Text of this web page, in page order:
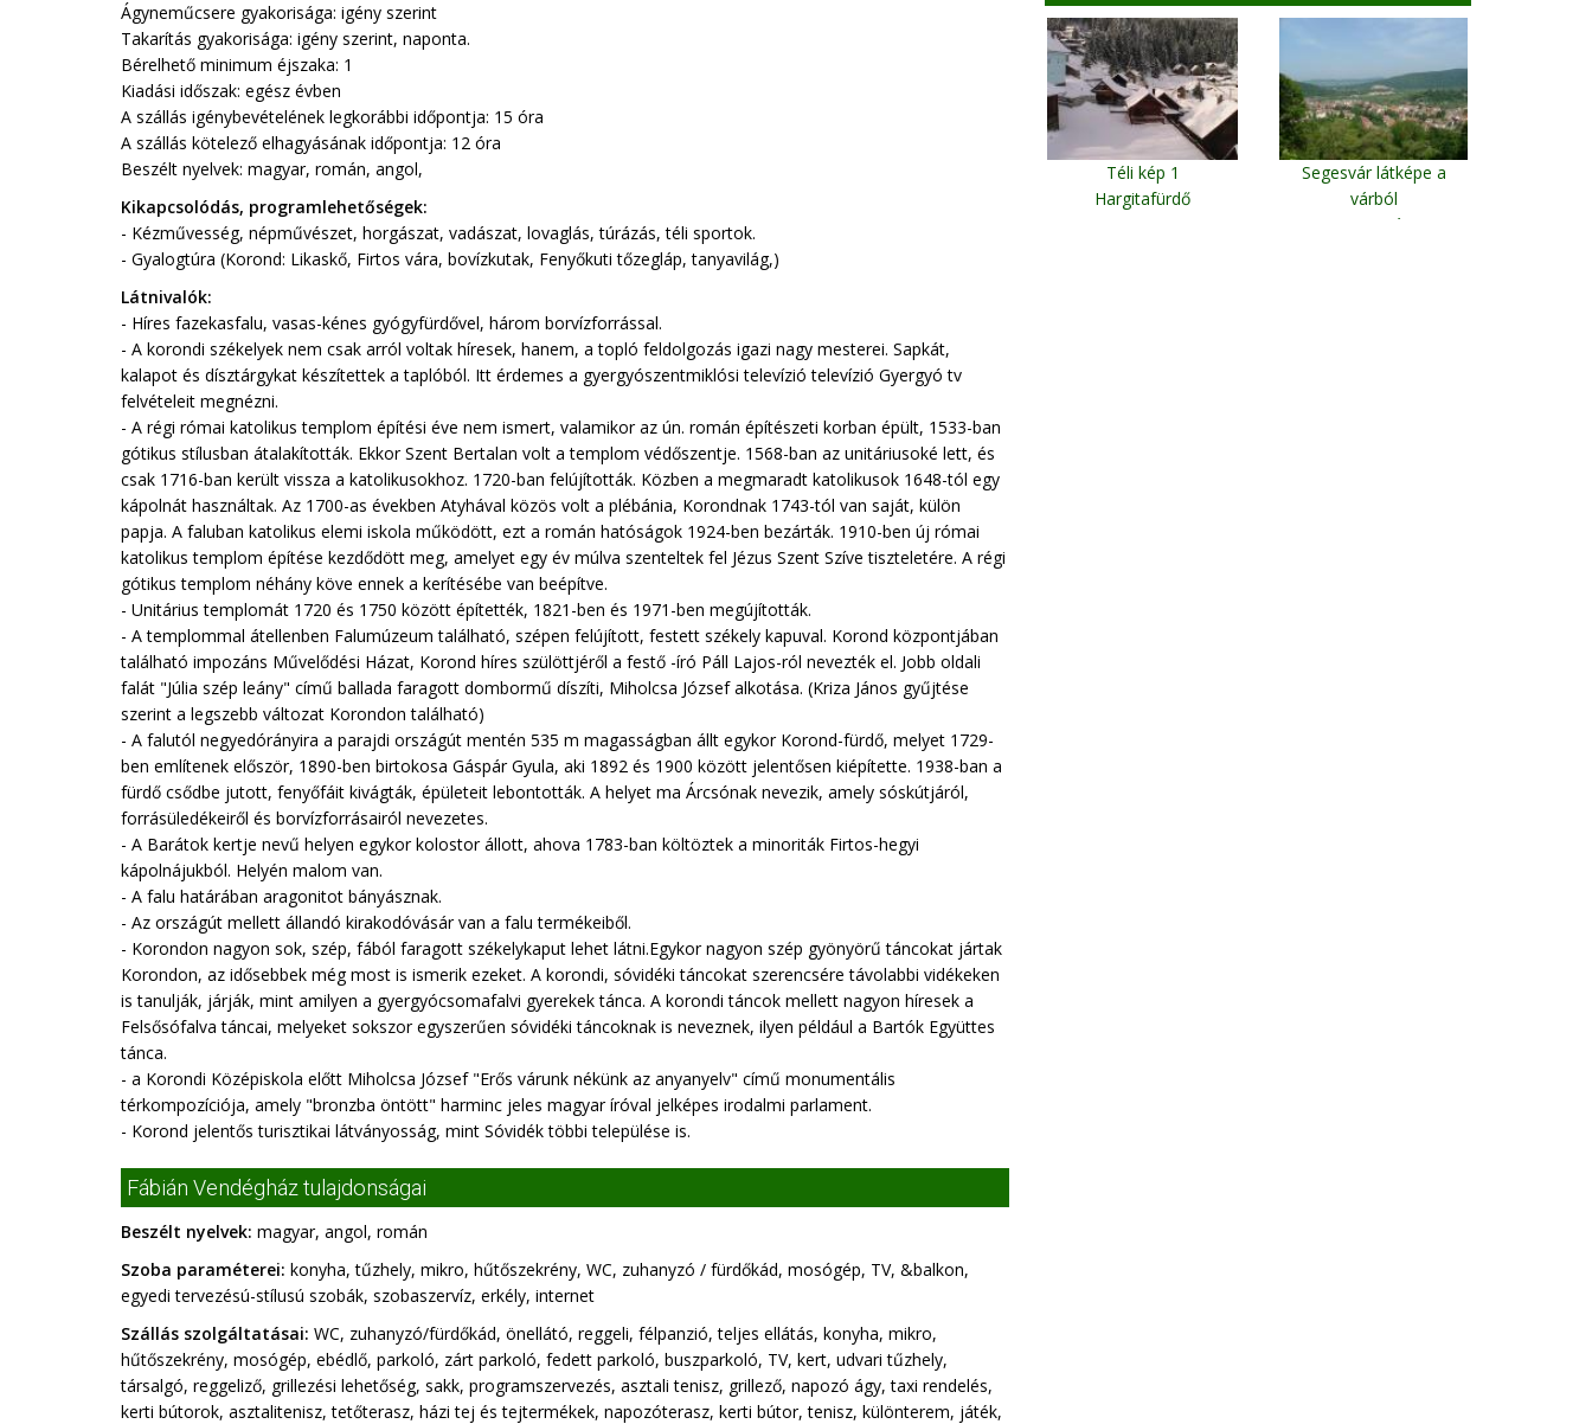
Ágyneműcsere gyakorisága: igény szerint
Takarítás gyakorisága: igény szerint, naponta.
Bérelhető minimum éjszaka: 1
Kiadási időszak: egész évben
A szállás igénybevételének legkorábbi időpontja: 15 óra
A szállás kötelező elhagyásának időpontja: 12 óra
Beszélt nyelvek: magyar, román, angol,
Kikapcsolódás, programlehetőségek:
- Kézművesség, népművészet, horgászat, vadászat, lovaglás, túrázás, téli sportok.
- Gyalogtúra (Korond: Likaskő, Firtos vára, bovízkutak, Fenyőkuti tőzegláp, tanyavilág,)
Látnivalók:
- Híres fazekasfalu, vasas-kénes gyógyfürdővel, három borvízforrással.
- A korondi székelyek nem csak arról voltak híresek, hanem, a topló feldolgozás igazi nagy mesterei. Sapkát,
kalapot és dísztárgykat készítettek a taplóból. Itt érdemes a gyergyószentmiklósi televízió televízió Gyergyó tv
felvételeit megnézni.
- A régi római katolikus templom építési éve nem ismert, valamikor az ún. román építészeti korban épült, 1533-ban
gótikus stílusban átalakították. Ekkor Szent Bertalan volt a templom védőszentje. 1568-ban az unitáriusoké lett, és
csak 1716-ban került vissza a katolikusokhoz. 1720-ban felújították. Közben a megmaradt katolikusok 1648-tól egy
kápolnát használtak. Az 1700-as években Atyhával közös volt a plébánia, Korondnak 1743-tól van saját, külön
papja. A faluban katolikus elemi iskola működött, ezt a román hatóságok 1924-ben bezárták. 1910-ben új római
katolikus templom építése kezdődött meg, amelyet egy év múlva szenteltek fel Jézus Szent Szíve tiszteletére. A régi
gótikus templom néhány köve ennek a kerítésébe van beépítve.
- Unitárius templomát 1720 és 1750 között építették, 1821-ben és 1971-ben megújították.
- A templommal átellenben Falumúzeum található, szépen felújított, festett székely kapuval. Korond központjában
található impozáns Művelődési Házat, Korond híres szülöttjéről a festő -író Páll Lajos-ról nevezték el. Jobb oldali
falát "Júlia szép leány" című ballada faragott dombormű díszíti, Miholcsa József alkotása. (Kriza János gyűjtése
szerint a legszebb változat Korondon található)
- A falutól negyedórányira a parajdi országút mentén 535 m magasságban állt egykor Korond-fürdő, melyet 1729-
ben említenek először, 1890-ben birtokosa Gáspár Gyula, aki 1892 és 1900 között jelentősen kiépítette. 1938-ban a
fürdő csődbe jutott, fenyőfáit kivágták, épületeit lebontották. A helyet ma Árcsónak nevezik, amely sóskútjáról,
forrásüledékeiről és borvízforrásairól nevezetes.
- A Barátok kertje nevű helyen egykor kolostor állott, ahova 1783-ban költöztek a minoriták Firtos-hegyi
kápolnájukból. Helyén malom van.
- A falu határában aragonitot bányásznak.
- Az országút mellett állandó kirakodóvásár van a falu termékeiből.
- Korondon nagyon sok, szép, fából faragott székelykaput lehet látni.Egykor nagyon szép gyönyörű táncokat jártak
Korondon, az idősebbek még most is ismerik ezeket. A korondi, sóvidéki táncokat szerencsére távolabbi vidékeken
is tanulják, járják, mint amilyen a gyergyócsomafalvi gyerekek tánca. A korondi táncok mellett nagyon híresek a
Felsősófalva táncai, melyeket sokszor egyszerűen sóvidéki táncoknak is neveznek, ilyen például a Bartók Együttes
tánca.
- a Korondi Középiskola előtt Miholcsa József "Erős várunk nékünk az anyanyelv" című monumentális
térkompozíciója, amely "bronzba öntött" harminc jeles magyar íróval jelképes irodalmi parlament.
- Korond jelentős turisztikai látványosság, mint Sóvidék többi települése is.
Fábián Vendégház tulajdonságai
Beszélt nyelvek: magyar, angol, román
Szoba paraméterei: konyha, tűzhely, mikro, hűtőszekrény, WC, zuhanyzó / fürdőkád, mosógép, TV, &balkon,
egyedi tervezésú-stílusú szobák, szobaszervíz, erkély, internet
Szállás szolgáltatásai: WC, zuhanyzó/fürdőkád, önellátó, reggeli, félpanzió, teljes ellátás, konyha, mikro,
hűtőszekrény, mosógép, ebédlő, parkoló, zárt parkoló, fedett parkoló, buszparkoló, TV, kert, udvari tűzhely,
társalgó, reggeliző, grillezési lehetőség, sakk, programszervezés, asztali tenisz, grillező, napozó ágy, taxi rendelés,
kerti bútorok, asztalitenisz, tetőterasz, házi tej és tejtermékek, napozóterasz, kerti bútor, tenisz, különterem, játék,
Téli kép 1
Hargitafürdő
Segesvár látképe a
várból
Segesvár